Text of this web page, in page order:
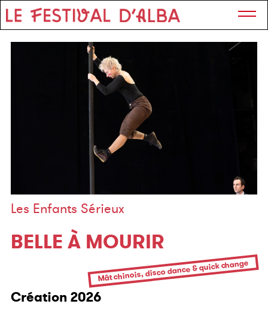
Les Enfants Sérieux
BELLE À MOURIR
Mât chinois, disco dance & quick change
Création 2026